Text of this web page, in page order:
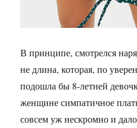
В принципе, смотрелся
не длина, которая, по
подошла бы 8-летней
женщине симпатичное
совсем уж нескромно и